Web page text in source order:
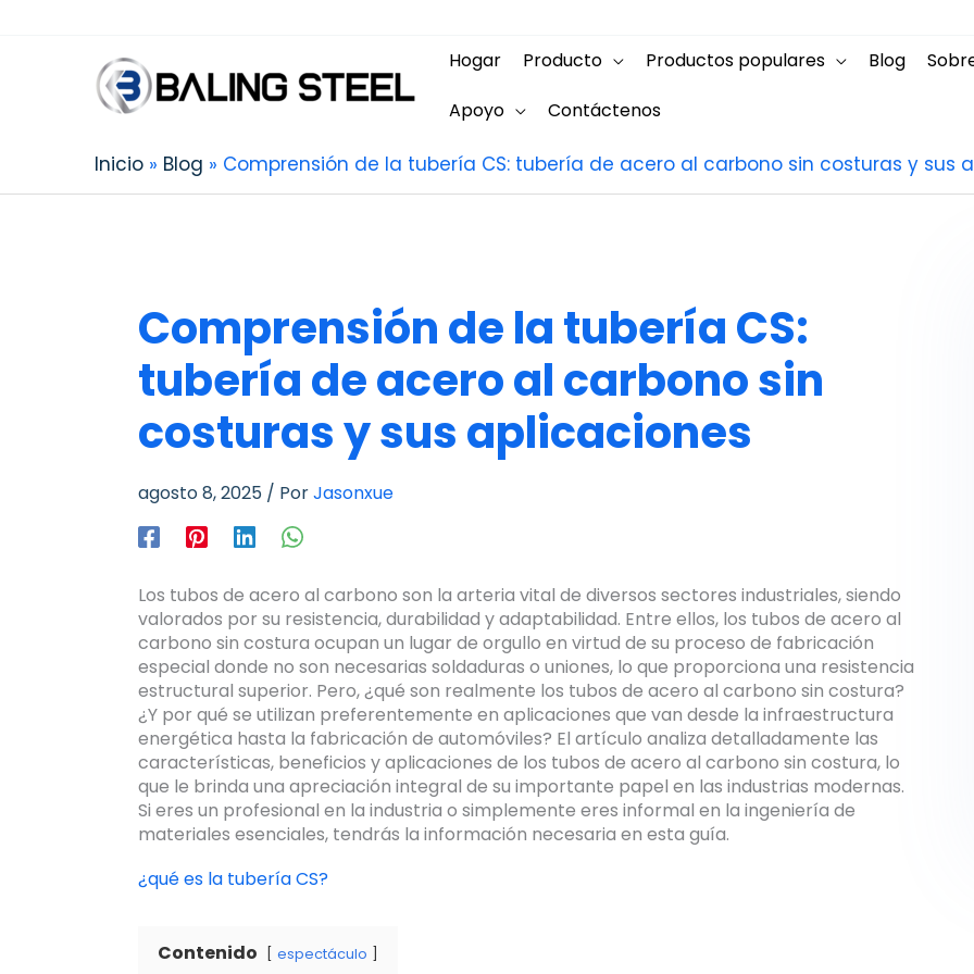
Hogar Producto Productos populares Blog
Apoyo
Contáctenos
Inicio Blog Comprensión de la tubería CS: tubería de acero al carbono sin costuras y sus
Comprensión de la tubería CS:
tubería de acero al carbono sin
costuras y sus aplicaciones
agosto 8, 2025 / PorJasonxue
Los tubos de acero al carbono son la arteria vital de diversos sectores industriales, siendo
valorados por su resistencia, durabilidad y adaptabilidad. Entre ellos, los tubos de acero al
carbono sin costura ocupan un lugar de orgullo en virtud de su proceso de fabricación
especial donde no son necesarias soldaduras o uniones, lo que proporciona una resistencia
estructural superior. Pero, ¿qué son realmente los tubos de acero al carbono sin costura?
¿Y por qué se utilizan preferentemente en aplicaciones que van desde la infraestructura
energética hasta la fabricación de automóviles? El artículo analiza detalladamente las
características, beneficios y aplicaciones de los tubos de acero al carbono sin costura, lo
que le brinda una apreciación integral de su importante papel en las industrias modernas.
Si eres un profesional en la industria o simplemente eres informal en la ingeniería de
materiales esenciales, tendrás la información necesaria en esta guía.
¿qué es la tubería CS?
Contenido espectáculo